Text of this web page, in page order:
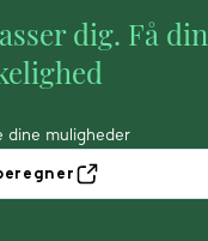
dig. Få din
dine muligheder